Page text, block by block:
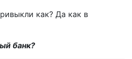
как? Да как в
банк?